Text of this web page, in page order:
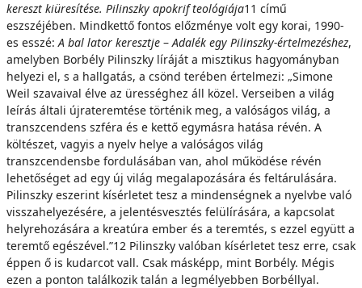
kereszt kiüresítése. Pilinszky apokrif teológiája11 című
eszszéjében. Mindkettő fontos előzménye volt egy korai, 1990-
es esszé:A bal lator keresztje –Adalék egy Pilinszky-értelmezéshez,
amelyben Borbély Pilinszky líráját a misztikus hagyományban
helyezi el, s a hallgatás, a csönd terében értelmezi: „Simone
Weil szavaival élve az ürességhez áll közel. Verseiben a világ
leírás általi újrateremtése történik meg, a valóságos világ, a
transzcendens szféra és e kettő egymásra hatása révén. A
költészet, vagyis a nyelv helye a valóságos világ
transzcendensbe fordulásában van, ahol működése révén
lehetőséget ad egy új világ megalapozására és feltárulására.
Pilinszky eszerint kísérletet tesz a mindenségnek a nyelvbe való
visszahelyezésére, a jelentésvesztés felülírására, a kapcsolat
helyrehozására a kreatúra ember és a teremtés, s ezzel együtt a
teremtő egészével.”12 Pilinszky valóban kísérletet tesz erre, csak
éppen ő is kudarcot vall. Csak másképp, mint Borbély. Mégis
ezen a ponton találkozik talán a legmélyebben Borbéllyal.